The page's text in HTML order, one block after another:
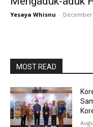
Yesaya Whisnu - December
MOST READ